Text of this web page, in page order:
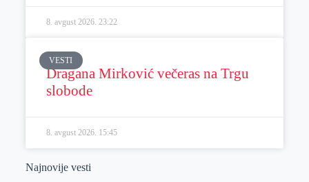
8. avgust 2026. 23:22
VESTI
Dragana Mirković večeras na Trgu
slobode
8. avgust 2026. 15:45
Najnovije vesti